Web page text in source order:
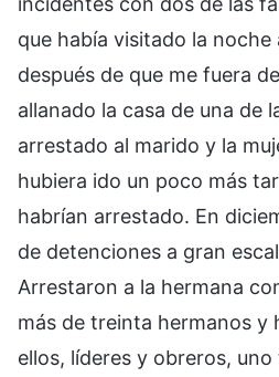
que había visitado la noche
después de que me fuera
allanado la casa de una de
arrestado al marido y la
hubiera ido un poco más
habrían arrestado. En
de detenciones a gran
Arrestaron a la hermana
más de treinta hermanos y
ellos, líderes y obreros,